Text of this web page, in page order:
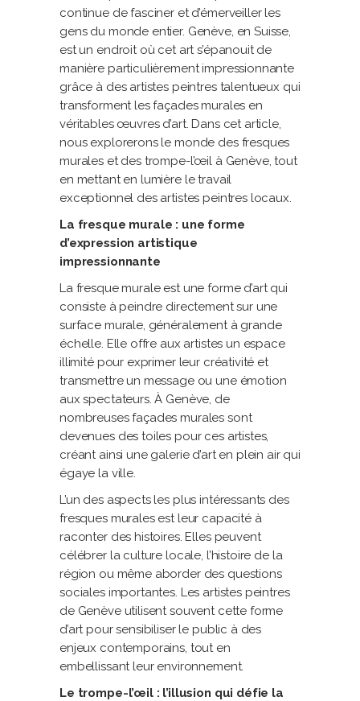
continue de fasciner et d’émerveiller les
gens du monde entier. Genève, en Suisse,
est un endroit où cet art s’épanouit de
manière particulièrement impressionnante
grâce à des artistes peintres talentueux qui
transforment les façades murales en
véritables œuvres d’art. Dans cet article,
nous explorerons le monde des fresques
murales et des trompe-l’œil à Genève, tout
en mettant en lumière le travail
exceptionnel des artistes peintres locaux.
La fresque murale : une forme
d’expression artistique
impressionnante
La fresque murale est une forme d’art qui
consiste à peindre directement sur une
surface murale, généralement à grande
échelle. Elle offre aux artistes un espace
illimité pour exprimer leur créativité et
transmettre un message ou une émotion
aux spectateurs. À Genève, de
nombreuses façades murales sont
devenues des toiles pour ces artistes,
créant ainsi une galerie d’art en plein air qui
égaye la ville.
L’un des aspects les plus intéressants des
fresques murales est leur capacité à
raconter des histoires. Elles peuvent
célébrer la culture locale, l’histoire de la
région ou même aborder des questions
sociales importantes. Les artistes peintres
de Genève utilisent souvent cette forme
d’art pour sensibiliser le public à des
enjeux contemporains, tout en
embellissant leur environnement.
Le trompe-l’œil : l’illusion qui défie la